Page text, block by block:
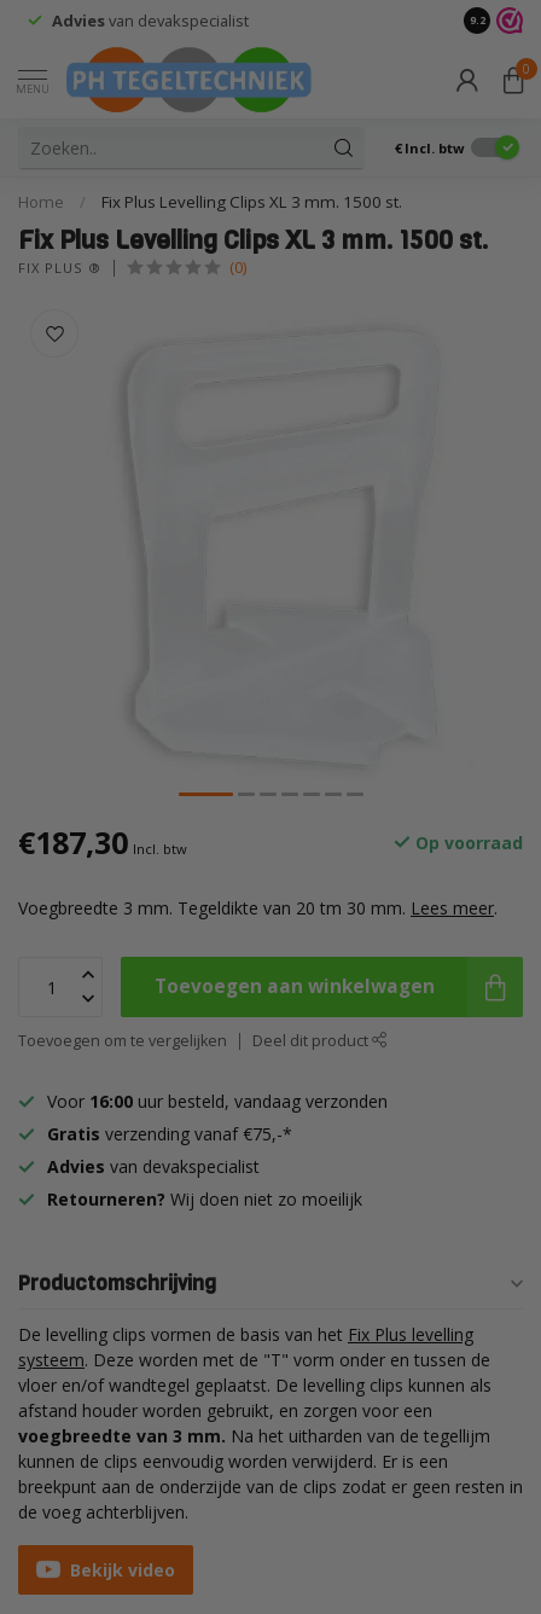
Retourneren?Wij doen niet zo moeilijk 9.2
MENU
0
€ Incl. btw
Home / Fix Plus Levelling Clips XL 3 mm. 1500 st.
Fix Plus Levelling Clips XL 3 mm. 1500 st.
FIX PLUS ® (0)
€187,30 Incl. btw Op voorraad
Voegbreedte 3 mm. Tegeldikte van 20 tm 30 mm. Lees meer.
Toevoegen aan winkelwagen
Toevoegen om te vergelijken Deel dit product
Voor 16:00 uur besteld, vandaag verzonden
Gratis verzending vanaf €75,-*
Advies van devakspecialist
Retourneren? Wij doen niet zo moeilijk
Productomschrijving
De levelling clips vormen de basis van het Fix Plus levelling
systeem. Deze worden met de "T" vorm onder en tussen de
vloer en/of wandtegel geplaatst. De levelling clips kunnen als
afstand houder worden gebruikt, en zorgen voor een
voegbreedte van 3 mm. Na het uitharden van de tegellijm
kunnen de clips eenvoudig worden verwijderd. Er is een
breekpunt aan de onderzijde van de clips zodat er geen resten in
de voeg achterblijven.
Bekijk video